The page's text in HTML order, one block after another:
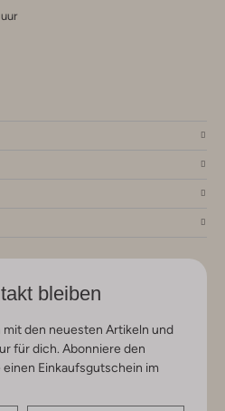
bleiben
mit den neuesten Artikeln und
für dich. Abonniere den
Einkaufsgutschein im